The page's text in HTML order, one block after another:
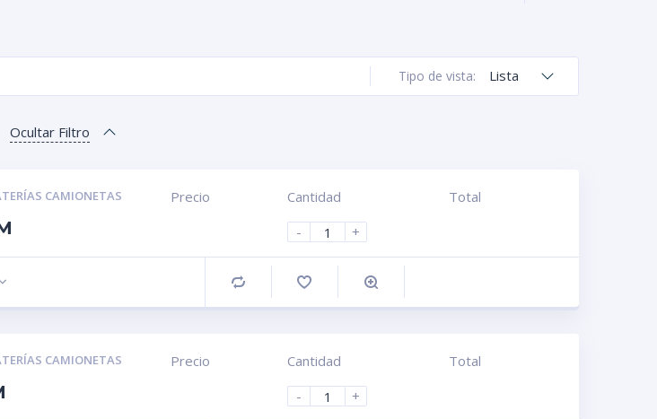
Tipo de vista: Lista
Ocultar Filtro
CAMIONETAS Precio
Cantidad
-
+
Total
Comprar
CAMIONETAS Precio
Cantidad
-
+
Total